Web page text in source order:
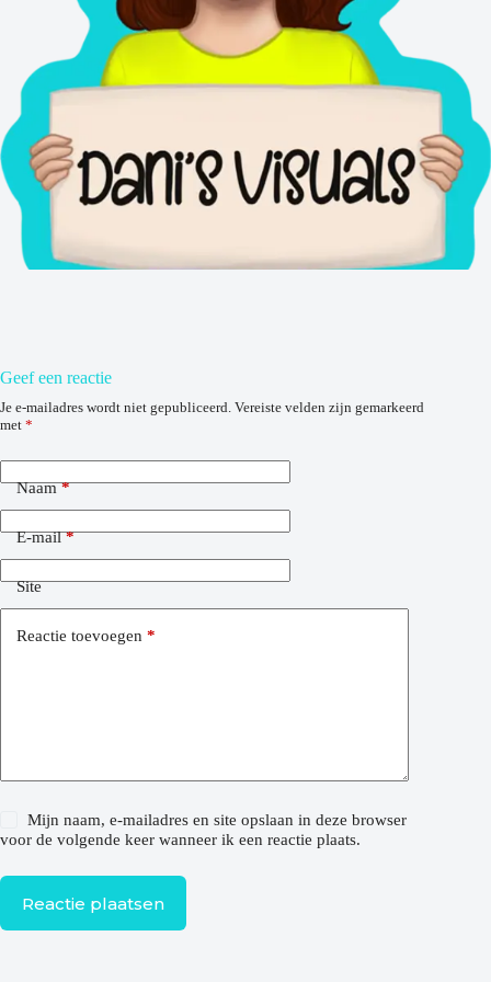
Geef een reactie
Je e-mailadres wordt niet gepubliceerd. Vereiste velden zijn gemarkeerd
met *
Naam*
E-mail*
Site
Reactie toevoegen *
Mijn naam, e-mailadres en site opslaan in deze browser
voor de volgende keer wanneer ik een reactie plaats.
Reactie plaatsen